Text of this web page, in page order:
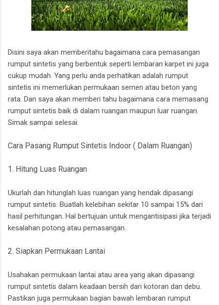
Disini saya akan memberitahu bagaimana cara pemasangan
rumput sintetis yang berbentuk seperti lembaran karpet ini juga
cukup mudah. Yang perlu anda perhatikan adalah rumput
sintetis ini memerlukan permukaan semen atau beton yang
rata. Dan saya akan memberi tahu bagaimana cara memasang
rumput sintetis baik di dalam ruangan maupun luar ruangan.
Simak sampai selesai.
Cara Pasang Rumput Sintetis Indoor ( Dalam Ruangan)
1. Hitung Luas Ruangan
Ukurlah dan hitunglah luas ruangan yang hendak dipasangi
rumput sintetis. Buatlah kelebihan sekitar 10 sampai 15% dari
hasil perhitungan. Hal bertujuan untuk mengantisipasi jika terjadi
kesalahan potong atau pemasangan.
2. Siapkan Permukaan Lantai
Usahakan permukaan lantai atau area yang akan dipasangi
rumput sintetis dalam keadaan bersih dari kotoran dan debu.
Pastikan juga permukaan bagian bawah lembaran rumput